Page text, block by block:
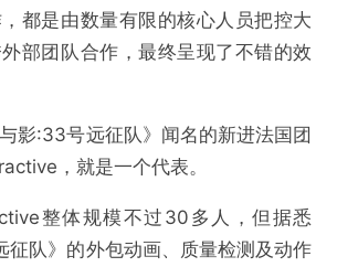
都是由数量有限的核心人员把控大
部团队合作，最终呈现了不错的效
影:33号远征队》闻名的新进法国团
，就是一个代表。
整体规模不过30多人，但据悉
征队》的外包动画、质量检测及动作